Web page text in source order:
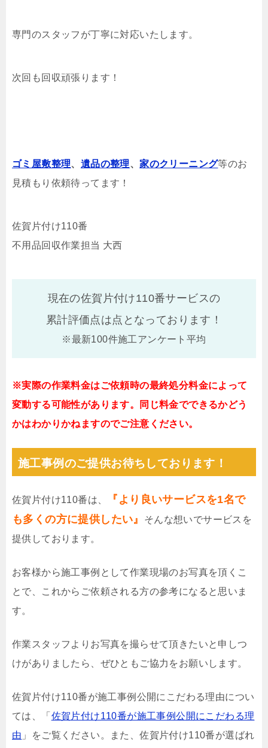
専門のスタッフが丁寧に対応いたします。
次回も回収頑張ります！
ゴミ屋敷整理、 遺品の整理、家のクリーニング等のお
見積もり依頼待ってます！
佐賀片付け110番
不用品回収作業担当 大西
現在の佐賀片付け110番サービスの
累計評価点は点となっております！
※最新100件施工アンケート平均
※実際の作業料金はご依頼時の最終処分料金によって
変動する可能性があります。同じ料金でできるかどう
かはわかりかねますのでご注意ください。
施工事例のご提供お待ちしております！
佐賀片付け110番は、
『より良いサービスを1名で
も多くの方に提供したい』
そんな想いでサービスを
提供しております。
お客様から施工事例として作業現場のお写真を頂くこ
とで、これからご依頼される方の参考になると思いま
す。
作業スタッフよりお写真を撮らせて頂きたいと申しつ
けがありましたら、ぜひともご協力をお願いします。
佐賀片付け110番が施工事例公開にこだわる理由につい
ては、「 佐賀片付け110番が施工事例公開にこだわる理
由 」をご覧ください。また、佐賀片付け110番が選ばれ